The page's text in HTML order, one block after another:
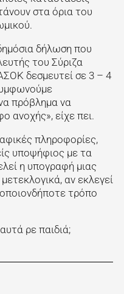
στα όρια του
δήλωση που
του Σύριζα
δεσμευτεί σε 3 – 4
πρόβλημα να
είχε πει.
πληροφορίες,
υποψήφιος με τα
η υπογραφή μιας
μετεκλογικά, αν εκλεγεί
τρόπο
ρε παιδιά;